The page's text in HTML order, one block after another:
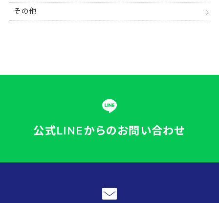
その他
公式LINEからのお問い合わせ